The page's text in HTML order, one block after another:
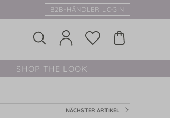
B2B-HÄNDLER LOGIN
SHOP THE LOOK
NÄCHSTER ARTIKEL